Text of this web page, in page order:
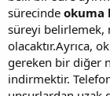
sürecinde okuma
süreyi belirlemek,
olacaktır.Ayrıca,
gereken bir diğer
indirmektir.